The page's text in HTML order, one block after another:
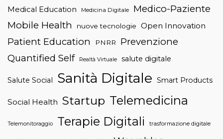
Medical Education Medicina Digitale
Medico-Paziente
Mobile Health
nuove tecnologie Open Innovation
Patient Education PNRR
Prevenzione
Quantified Self
Realtà Virtuale salute digitale
Salute Social Sanità Digitale Smart Products
Social Health Startup Telemedicina
Telemonitoraggio Terapie Digitali trasformazione digitale